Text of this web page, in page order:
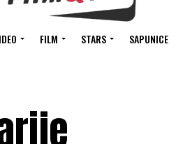
FILM STARS SAPUNICE